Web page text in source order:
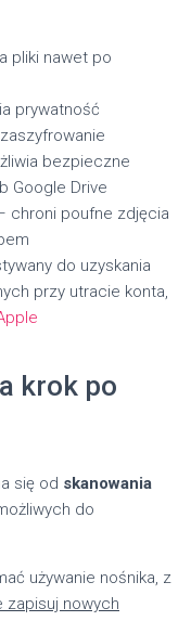
pliki nawet po
prywatność
bezpieczne
Google Drive
chroni poufne zdjęcia
do uzyskania
przy utracie konta,
krok po
się od skanowania
do
używanie nośnika, z
zapisuj nowych